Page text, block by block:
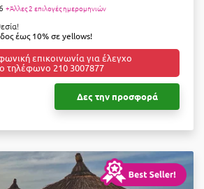
+Άλλες 2 επιλογές ημερομηνιών
έως 10% σε yellows!
επικοινωνία για έλεγχο
τηλέφωνο 210 3007877
Δες την προσφορά